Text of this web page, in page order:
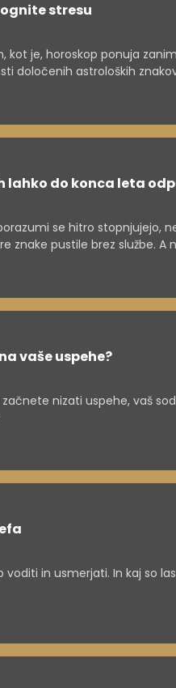
stresu
kot je, horoskop ponuja
določenih astroloških
lahko do konca leta
se hitro stopnjujejo,
znake pustile brez službe. A
vaše uspehe?
nizati uspehe, vaš
voditi in usmerjati. In kaj so